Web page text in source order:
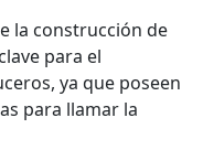
la construcción de
para el
ya que poseen
para llamar la